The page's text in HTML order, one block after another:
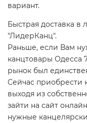
вариант.
Быстрая доставка
"ЛидерКанц".
Раньше, если Вам
канцтовары Одесса
рынок был
Сейчас приобрести
выходя из
зайти на сайт
нужные